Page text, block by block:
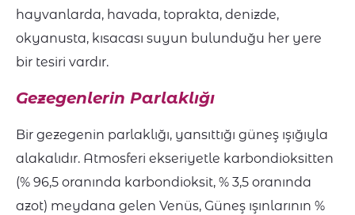
hayvanlarda, havada, toprakta, denizde,
okyanusta, kısacası suyun bulunduğu her yere
bir tesiri vardır.
Gezegenlerin Parlaklığı
Bir gezegenin parlaklığı, yansıttığı güneş ışığıyla
alakalıdır. Atmosferi ekseriyetle karbondioksitten
(% 96,5 oranında karbondioksit, % 3,5 oranında
azot) meydana gelen Venüs, Güneş ışınlarının %